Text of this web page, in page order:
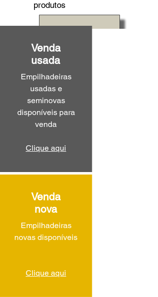
produtos
Venda
usada
Empilhadeiras
usadas e
seminovas
disponíveis para
venda
Clique aqui
Venda
nova
Empilhadeiras
novas disponíveis
Clique aqui